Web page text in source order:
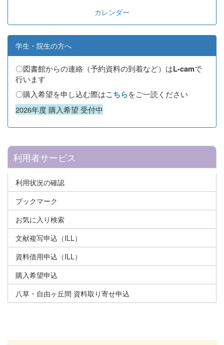
カレンダー
学生・院生の方へ
〇図書館からの連絡（予約資料の到着など）はL-camで
行います
〇購入希望を申し込む際はこちらをご一読ください
2026年度 購入希望 受付中
利用者サービス
利用状況の確認
ブックマーク
お気に入り検索
文献複写申込（ILL）
資料借用申込（ILL）
購入希望申込
八草・自由ヶ丘間 資料取り寄せ申込